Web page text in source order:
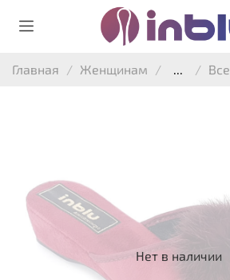
Главная Женщинам ... Все
Нет в наличии